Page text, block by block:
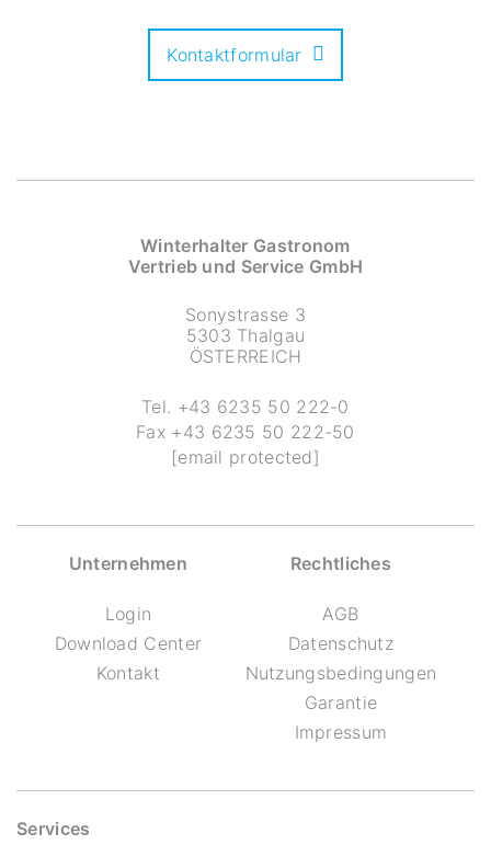
Kontaktformular
Winterhalter Gastronom
Vertrieb und Service GmbH
Sonystrasse 3
5303 Thalgau
ÖSTERREICH
Tel. +43 6235 50 222-0
Fax +43 6235 50 222-50
[email protected]
Unternehmen
Login
Download Center
Kontakt
Rechtliches
AGB
Datenschutz
Nutzungsbedingungen
Garantie
Impressum
Services